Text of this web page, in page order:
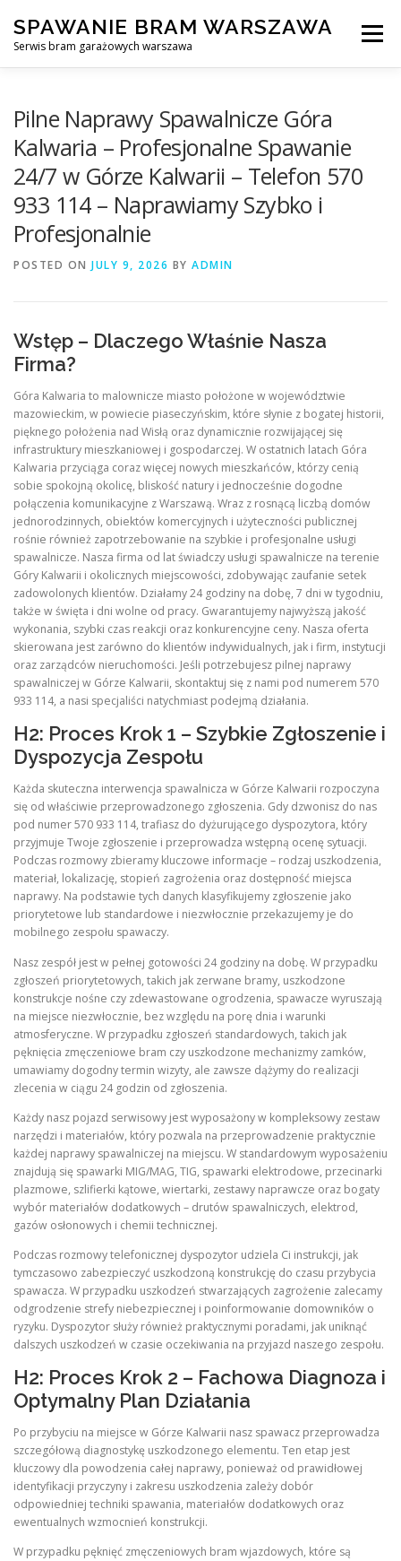
content
SPAWANIE BRAM WARSZAWA
Serwis bram garażowych warszawa
Menu
AWARYJNE OTWIERANIE BRAM BLOG KONTAKT
Pilne Naprawy Spawalnicze Góra
Kalwaria – Profesjonalne Spawanie
24/7 w Górze Kalwarii – Telefon 570
933 114 – Naprawiamy Szybko i
Profesjonalnie
POSTED ON JULY 9, 2026 BY ADMIN
Wstęp – Dlaczego Właśnie Nasza
Firma?
Góra Kalwaria to malownicze miasto położone w województwie
mazowieckim, w powiecie piaseczyńskim, które słynie z bogatej historii,
pięknego położenia nad Wisłą oraz dynamicznie rozwijającej się
infrastruktury mieszkaniowej i gospodarczej. W ostatnich latach Góra
Kalwaria przyciąga coraz więcej nowych mieszkańców, którzy cenią
sobie spokojną okolicę, bliskość natury i jednocześnie dogodne
połączenia komunikacyjne z Warszawą. Wraz z rosnącą liczbą domów
jednorodzinnych, obiektów komercyjnych i użyteczności publicznej
rośnie również zapotrzebowanie na szybkie i profesjonalne usługi
spawalnicze. Nasza firma od lat świadczy usługi spawalnicze na terenie
Góry Kalwarii i okolicznych miejscowości, zdobywając zaufanie setek
zadowolonych klientów. Działamy 24 godziny na dobę, 7 dni w tygodniu,
także w święta i dni wolne od pracy. Gwarantujemy najwyższą jakość
wykonania, szybki czas reakcji oraz konkurencyjne ceny. Nasza oferta
skierowana jest zarówno do klientów indywidualnych, jak i firm, instytucji
oraz zarządców nieruchomości. Jeśli potrzebujesz pilnej naprawy
spawalniczej w Górze Kalwarii, skontaktuj się z nami pod numerem 570
933 114, a nasi specjaliści natychmiast podejmą działania.
H2: Proces Krok 1 – Szybkie Zgłoszenie i
Dyspozycja Zespołu
Każda skuteczna interwencja spawalnicza w Górze Kalwarii rozpoczyna
się od właściwie przeprowadzonego zgłoszenia. Gdy dzwonisz do nas
pod numer 570 933 114, trafiasz do dyżurującego dyspozytora, który
przyjmuje Twoje zgłoszenie i przeprowadza wstępną ocenę sytuacji.
Podczas rozmowy zbieramy kluczowe informacje – rodzaj uszkodzenia,
materiał, lokalizację, stopień zagrożenia oraz dostępność miejsca
naprawy. Na podstawie tych danych klasyfikujemy zgłoszenie jako
priorytetowe lub standardowe i niezwłocznie przekazujemy je do
mobilnego zespołu spawaczy.
Nasz zespół jest w pełnej gotowości 24 godziny na dobę. W przypadku
zgłoszeń priorytetowych, takich jak zerwane bramy, uszkodzone
konstrukcje nośne czy zdewastowane ogrodzenia, spawacze wyruszają
na miejsce niezwłocznie, bez względu na porę dnia i warunki
atmosferyczne. W przypadku zgłoszeń standardowych, takich jak
pęknięcia zmęczeniowe bram czy uszkodzone mechanizmy zamków,
umawiamy dogodny termin wizyty, ale zawsze dążymy do realizacji
zlecenia w ciągu 24 godzin od zgłoszenia.
Każdy nasz pojazd serwisowy jest wyposażony w kompleksowy zestaw
narzędzi i materiałów, który pozwala na przeprowadzenie praktycznie
każdej naprawy spawalniczej na miejscu. W standardowym wyposażeniu
znajdują się spawarki MIG/MAG, TIG, spawarki elektrodowe, przecinarki
plazmowe, szlifierki kątowe, wiertarki, zestawy naprawcze oraz bogaty
wybór materiałów dodatkowych – drutów spawalniczych, elektrod,
gazów osłonowych i chemii technicznej.
Podczas rozmowy telefonicznej dyspozytor udziela Ci instrukcji, jak
tymczasowo zabezpieczyć uszkodzoną konstrukcję do czasu przybycia
spawacza. W przypadku uszkodzeń stwarzających zagrożenie zalecamy
odgrodzenie strefy niebezpiecznej i poinformowanie domowników o
ryzyku. Dyspozytor służy również praktycznymi poradami, jak uniknąć
dalszych uszkodzeń w czasie oczekiwania na przyjazd naszego zespołu.
H2: Proces Krok 2 – Fachowa Diagnoza i
Optymalny Plan Działania
Po przybyciu na miejsce w Górze Kalwarii nasz spawacz przeprowadza
szczegółową diagnostykę uszkodzonego elementu. Ten etap jest
kluczowy dla powodzenia całej naprawy, ponieważ od prawidłowej
identyfikacji przyczyny i zakresu uszkodzenia zależy dobór
odpowiedniej techniki spawania, materiałów dodatkowych oraz
ewentualnych wzmocnień konstrukcji.
W przypadku pęknięć zmęczeniowych bram wjazdowych, które są